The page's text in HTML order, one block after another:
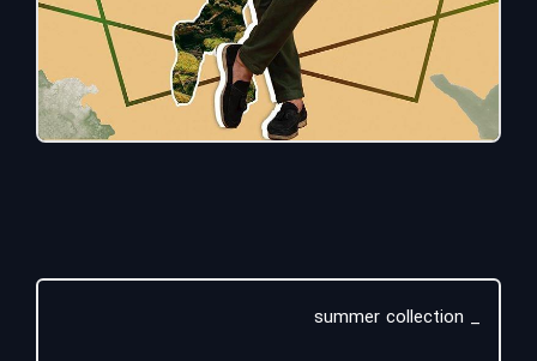
_ summer collection